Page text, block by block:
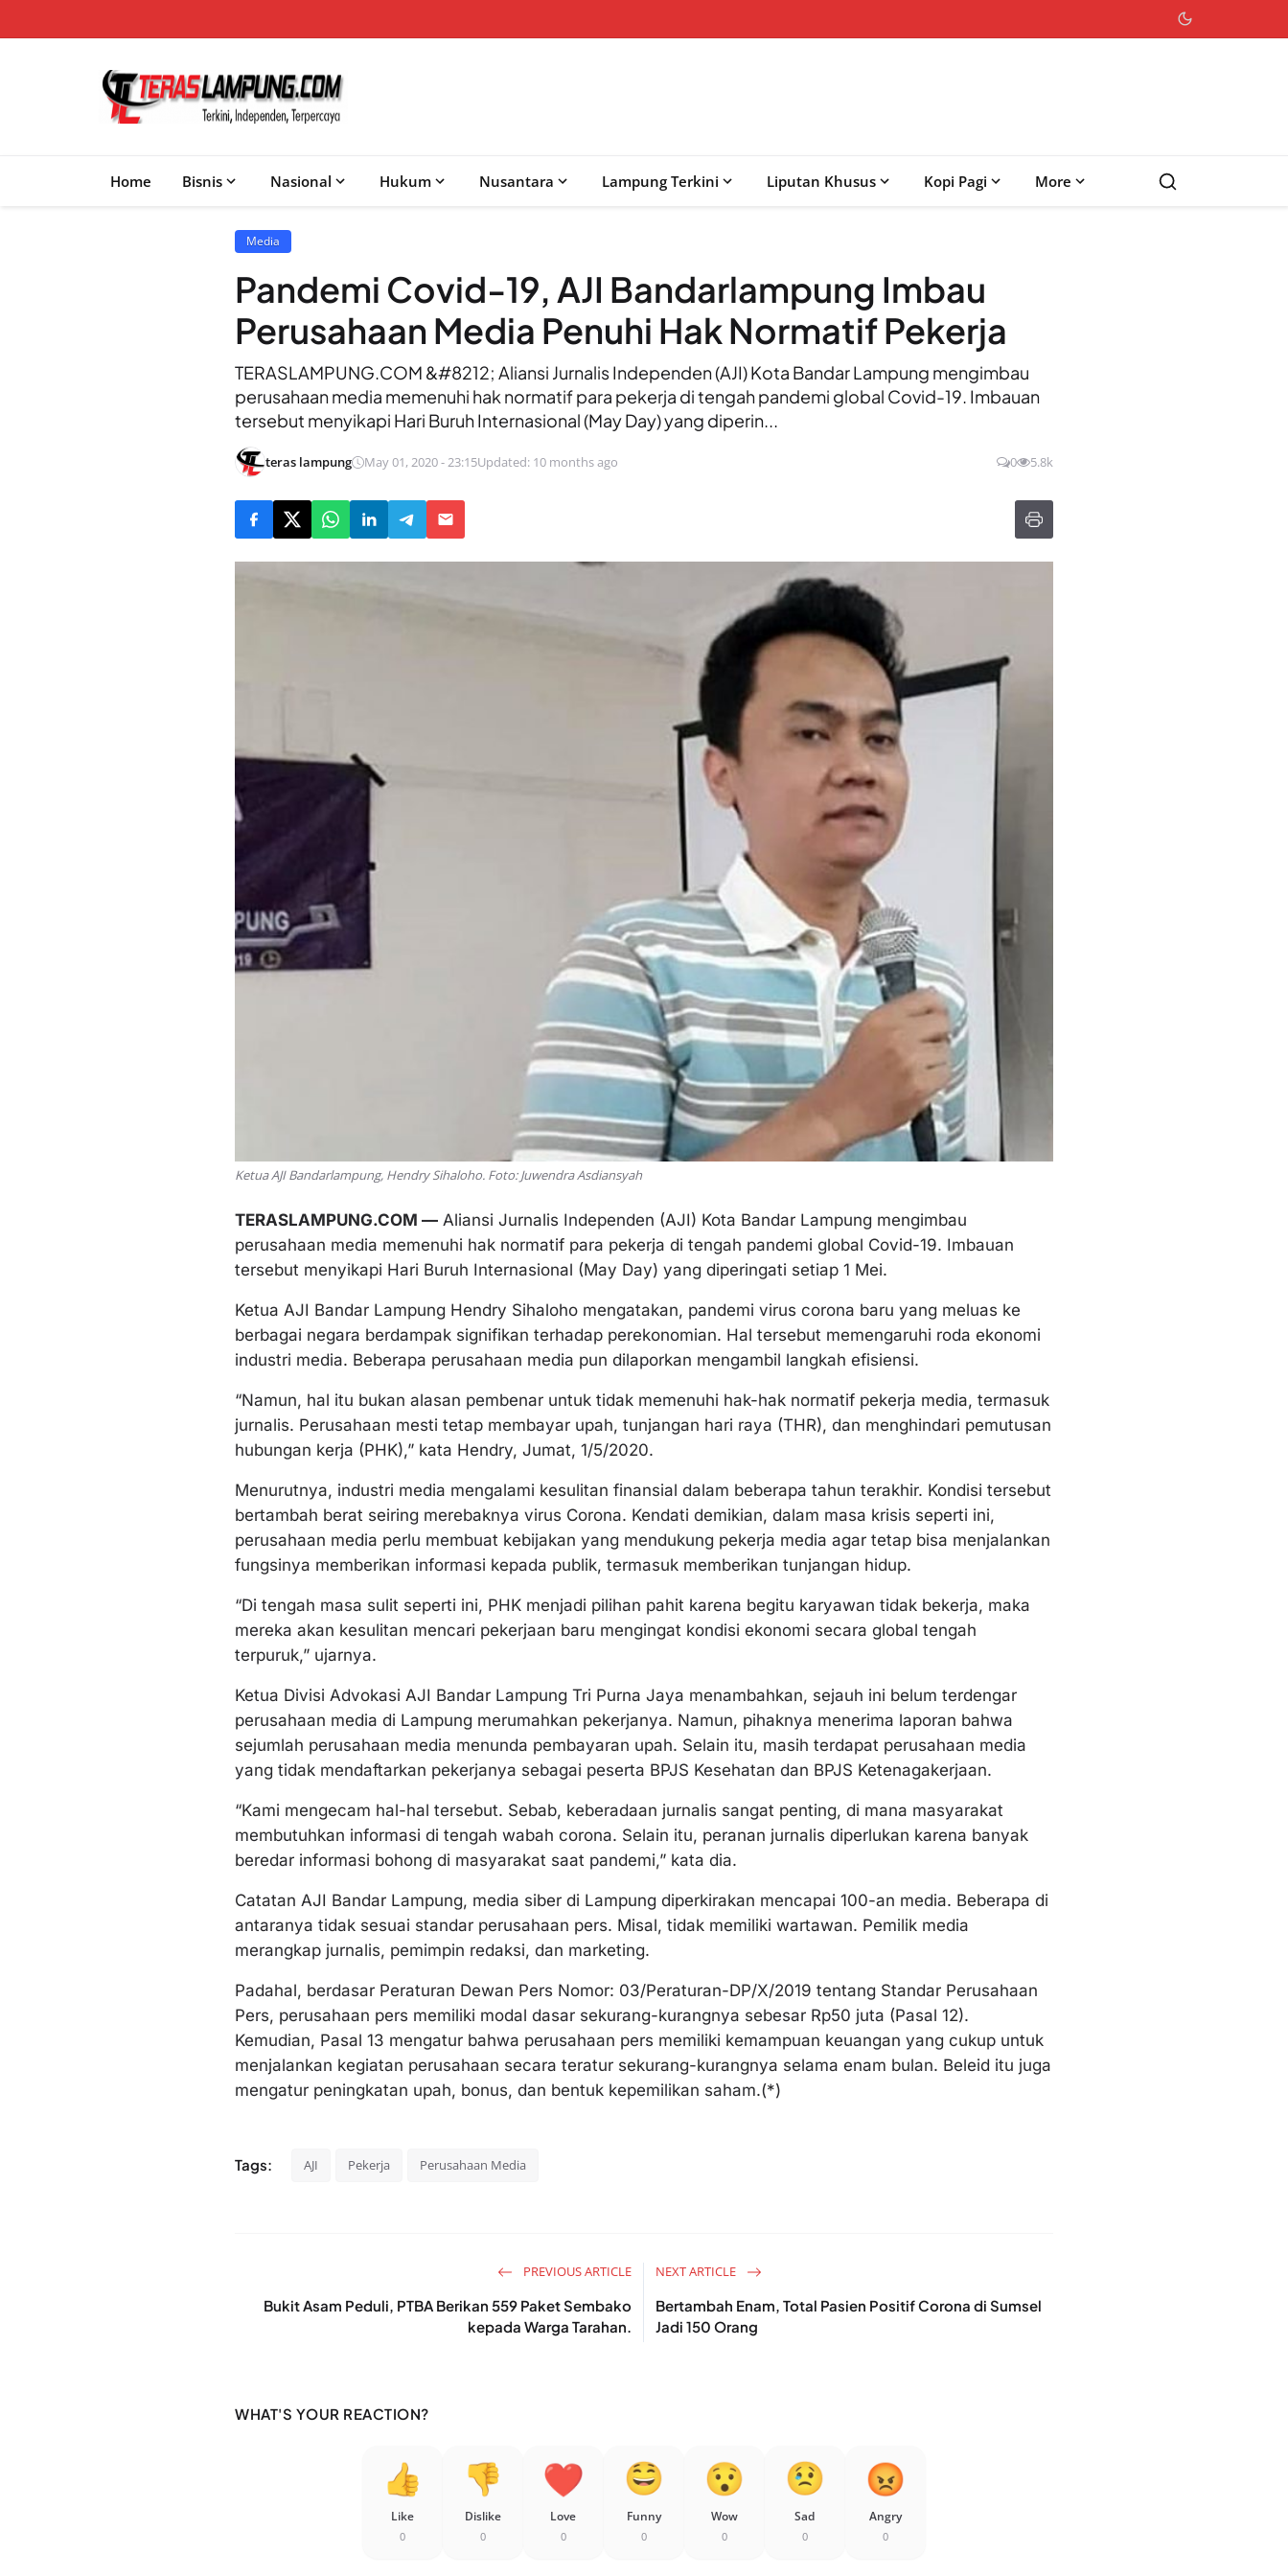
Home Bisnis Nasional Hukum Nusantara Lampung Terkini Liputan Khusus Kopi Pagi More
Media
Pandemi Covid-19, AJI Bandarlampung Imbau
Perusahaan Media Penuhi Hak Normatif Pekerja
TERASLAMPUNG.COM &#8212; Aliansi Jurnalis Independen (AJI) Kota Bandar Lampung mengimbau
perusahaan media memenuhi hak normatif para pekerja di tengah pandemi global Covid-19. Imbauan
tersebut menyikapi Hari Buruh Internasional (May Day) yang diperin...
teras lampung May 01, 2020 - 23:15Updated: 10 months ago 0 5.8k
Ketua AJI Bandarlampung, Hendry Sihaloho. Foto: Juwendra Asdiansyah
TERASLAMPUNG.COM — Aliansi Jurnalis Independen (AJI) Kota Bandar Lampung mengimbau
perusahaan media memenuhi hak normatif para pekerja di tengah pandemi global Covid-19. Imbauan
tersebut menyikapi Hari Buruh Internasional (May Day) yang diperingati setiap 1 Mei.
Ketua AJI Bandar Lampung Hendry Sihaloho mengatakan, pandemi virus corona baru yang meluas ke
berbagai negara berdampak signifikan terhadap perekonomian. Hal tersebut memengaruhi roda ekonomi
industri media. Beberapa perusahaan media pun dilaporkan mengambil langkah efisiensi.
“Namun, hal itu bukan alasan pembenar untuk tidak memenuhi hak-hak normatif pekerja media, termasuk
jurnalis. Perusahaan mesti tetap membayar upah, tunjangan hari raya (THR), dan menghindari pemutusan
hubungan kerja (PHK),” kata Hendry, Jumat, 1/5/2020.
Menurutnya, industri media mengalami kesulitan finansial dalam beberapa tahun terakhir. Kondisi tersebut
bertambah berat seiring merebaknya virus Corona. Kendati demikian, dalam masa krisis seperti ini,
perusahaan media perlu membuat kebijakan yang mendukung pekerja media agar tetap bisa menjalankan
fungsinya memberikan informasi kepada publik, termasuk memberikan tunjangan hidup.
“Di tengah masa sulit seperti ini, PHK menjadi pilihan pahit karena begitu karyawan tidak bekerja, maka
mereka akan kesulitan mencari pekerjaan baru mengingat kondisi ekonomi secara global tengah
terpuruk,” ujarnya.
Ketua Divisi Advokasi AJI Bandar Lampung Tri Purna Jaya menambahkan, sejauh ini belum terdengar
perusahaan media di Lampung merumahkan pekerjanya. Namun, pihaknya menerima laporan bahwa
sejumlah perusahaan media menunda pembayaran upah. Selain itu, masih terdapat perusahaan media
yang tidak mendaftarkan pekerjanya sebagai peserta BPJS Kesehatan dan BPJS Ketenagakerjaan.
“Kami mengecam hal-hal tersebut. Sebab, keberadaan jurnalis sangat penting, di mana masyarakat
membutuhkan informasi di tengah wabah corona. Selain itu, peranan jurnalis diperlukan karena banyak
beredar informasi bohong di masyarakat saat pandemi,” kata dia.
Catatan AJI Bandar Lampung, media siber di Lampung diperkirakan mencapai 100-an media. Beberapa di
antaranya tidak sesuai standar perusahaan pers. Misal, tidak memiliki wartawan. Pemilik media
merangkap jurnalis, pemimpin redaksi, dan marketing.
Padahal, berdasar Peraturan Dewan Pers Nomor: 03/Peraturan-DP/X/2019 tentang Standar Perusahaan
Pers, perusahaan pers memiliki modal dasar sekurang-kurangnya sebesar Rp50 juta (Pasal 12).
Kemudian, Pasal 13 mengatur bahwa perusahaan pers memiliki kemampuan keuangan yang cukup untuk
menjalankan kegiatan perusahaan secara teratur sekurang-kurangnya selama enam bulan. Beleid itu juga
mengatur peningkatan upah, bonus, dan bentuk kepemilikan saham.(*)
Tags: AJI Pekerja Perusahaan Media
PREVIOUS ARTICLE
Bukit Asam Peduli, PTBA Berikan 559 Paket Sembako
kepada Warga Tarahan.
NEXT ARTICLE
Bertambah Enam, Total Pasien Positif Corona di Sumsel
Jadi 150 Orang
WHAT'S YOUR REACTION?
Like
0
Dislike
0
Love
0
Funny
0
Wow
0
Sad
0
Angry
0